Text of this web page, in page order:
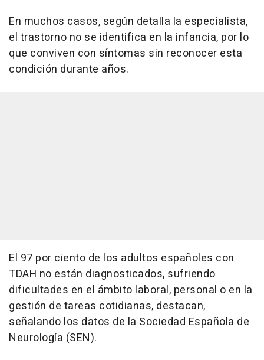
En muchos casos, según detalla la especialista,
el trastorno no se identifica en la infancia, por lo
que conviven con síntomas sin reconocer esta
condición durante años.
El 97 por ciento de los adultos españoles con
TDAH no están diagnosticados, sufriendo
dificultades en el ámbito laboral, personal o en la
gestión de tareas cotidianas, destacan,
señalando los datos de la Sociedad Española de
Neurología (SEN).